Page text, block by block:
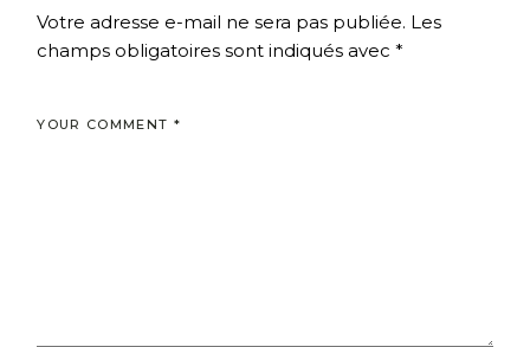
Votre adresse e-mail ne sera pas publiée. Les
champs obligatoires sont indiqués avec*